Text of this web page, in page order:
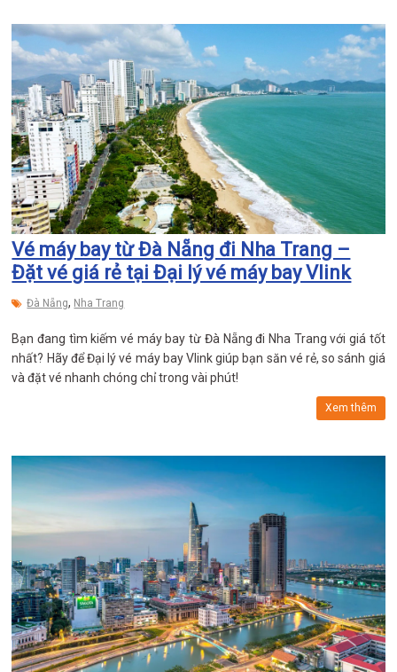
Vé máy bay từ Đà Nẵng đi Nha Trang –
Đặt vé giá rẻ tại Đại lý vé máy bay Vlink
Đà Nẵng, Nha Trang
Bạn đang tìm kiếm vé máy bay từ Đà Nẵng đi Nha Trang với giá tốt
nhất? Hãy để Đại lý vé máy bay Vlink giúp bạn săn vé rẻ, so sánh giá
và đặt vé nhanh chóng chỉ trong vài phút!
Xem thêm